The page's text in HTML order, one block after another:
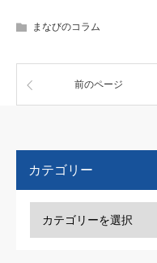
まなびのコラム
前のページ
カテゴリー